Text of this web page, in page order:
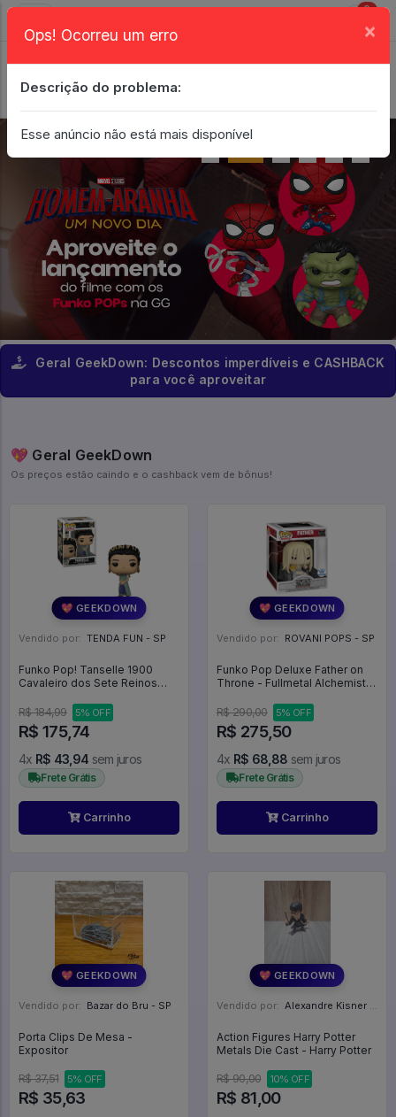
0
Geral GeekDown: Descontos imperdíveis e CASHBACK
para você aproveitar
💖 Geral GeekDown
Os preços estão caindo e o cashback vem de bônus!
💖 GEEKDOWN
Vendido por: TENDA FUN - SP
Funko Pop! Tanselle 1900
Cavaleiro dos Sete Reinos
-
R$ 184,99 5% OFF
R$ 175,74
4x R$ 43,94 sem juros
Frete Grátis
Carrinho
💖 GEEKDOWN
Vendido por: ROVANI POPS - SP
Funko Pop Deluxe Father on
Throne - Fullmetal Alchemist
R$ 290,00
5% OFF
R$ 275,50
4x R$ 68,88 sem juros
Frete Grátis
Carrinho
💖 GEEKDOWN
Vendido por: Bazar do Bru - SP
Porta Clips De Mesa -
Expositor
R$ 37,51 5% OFF
R$ 35,63
💖 GEEKDOWN
Vendido por: Alexandre Kisner - PR
Action Figures Harry Potter
Metals Die Cast - Harry Potter
R$ 90,00 10% OFF
R$ 81,00
Ops! Ocorreu um erro ×
Descrição do problema:
Esse anúncio não está mais disponível